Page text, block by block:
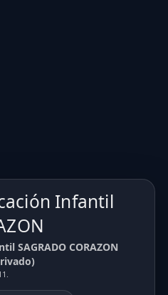
Infantil
SAGRADO CORAZON